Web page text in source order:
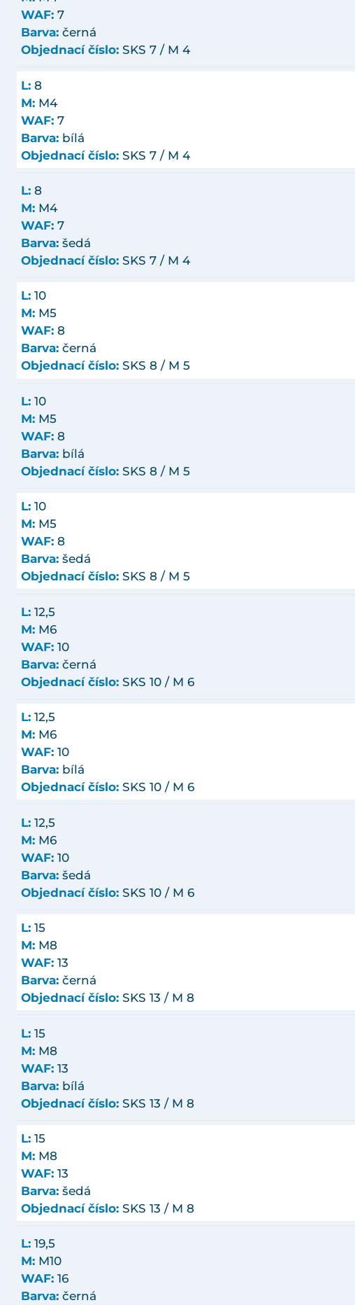
WAF: 7
Barva: černá
Objednací číslo: SKS 7 / M 4
L: 8
M: M4
WAF: 7
Barva: bílá
Objednací číslo: SKS 7 / M 4
L: 8
M: M4
WAF: 7
Barva: šedá
Objednací číslo: SKS 7 / M 4
L: 10
M: M5
WAF: 8
Barva: černá
Objednací číslo: SKS 8 / M 5
L: 10
M: M5
WAF: 8
Barva: bílá
Objednací číslo: SKS 8 / M 5
L: 10
M: M5
WAF: 8
Barva: šedá
Objednací číslo: SKS 8 / M 5
L: 12,5
M: M6
WAF: 10
Barva: černá
Objednací číslo: SKS 10 / M 6
L: 12,5
M: M6
WAF: 10
Barva: bílá
Objednací číslo: SKS 10 / M 6
L: 12,5
M: M6
WAF: 10
Barva: šedá
Objednací číslo: SKS 10 / M 6
L: 15
M: M8
WAF: 13
Barva: černá
Objednací číslo: SKS 13 / M 8
L: 15
M: M8
WAF: 13
Barva: bílá
Objednací číslo: SKS 13 / M 8
L: 15
M: M8
WAF: 13
Barva: šedá
Objednací číslo: SKS 13 / M 8
L: 19,5
M: M10
WAF: 16
Barva: černá